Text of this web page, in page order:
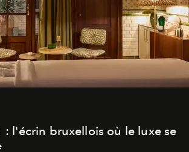
: l'écrin bruxellois où le luxe se